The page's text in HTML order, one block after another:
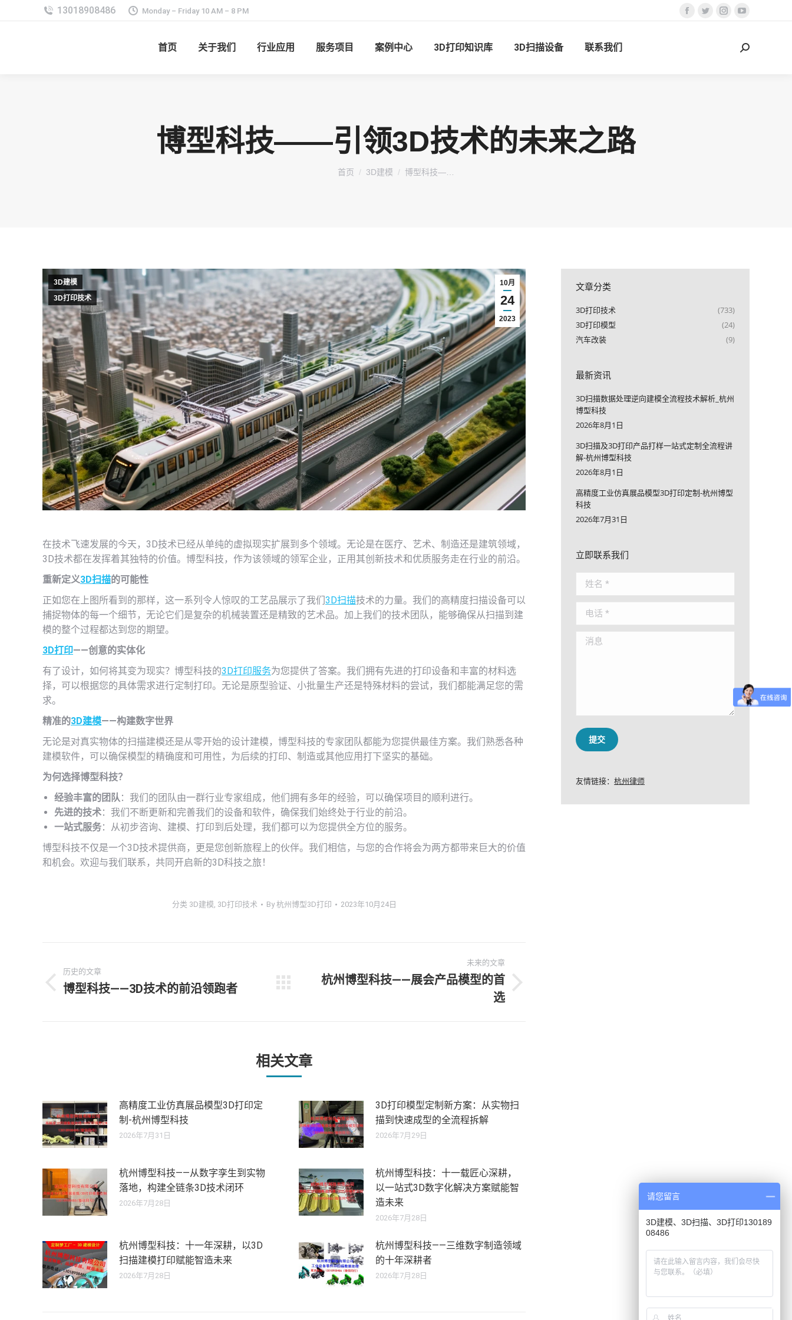
Monday – Friday 10 AM – 8 PM
Facebook
TwitterInstagram
在
首页 关于我们 行业应用 服务项目 案例中心 3D打印知识库 3D扫描设备 联系我们
搜
博型科技——引领3D技术的未来之路
您在这里：
首页 3D建模 博型科技—…
10月
24
2023
3D建模
3D打印技术
在技术飞速发展的今天，3D技术已经从单纯的虚拟现实扩展到多个领域。无论是在医疗、艺术、制造还是建筑领域，
3D技术都在发挥着其独特的价值。博型科技，作为该领域的领军企业，正用其创新技术和优质服务走在行业的前沿。
重新定义3D扫描的可能性
正如您在上图所看到的那样，这一系列令人惊叹的工艺品展示了我们3D扫描技术的力量。我们的高精度扫描设备可以
捕捉物体的每一个细节，无论它们是复杂的机械装置还是精致的艺术品。加上我们的技术团队，能够确保从扫描到建
模的整个过程都达到您的期望。
3D打印——创意的实体化
有了设计，如何将其变为现实？博型科技的3D打印服务为您提供了答案。我们拥有先进的打印设备和丰富的材料选
择，可以根据您的具体需求进行定制打印。无论是原型验证、小批量生产还是特殊材料的尝试，我们都能满足您的需
求。
精准的3D建模——构建数字世界
无论是对真实物体的扫描建模还是从零开始的设计建模，博型科技的专家团队都能为您提供最佳方案。我们熟悉各种
建模软件，可以确保模型的精确度和可用性，为后续的打印、制造或其他应用打下坚实的基础。
为何选择博型科技？
经验丰富的团队：我们的团队由一群行业专家组成，他们拥有多年的经验，可以确保项目的顺利进行。
先进的技术：我们不断更新和完善我们的设备和软件，确保我们始终处于行业的前沿。
一站式服务：从初步咨询、建模、打印到后处理，我们都可以为您提供全方位的服务。
博型科技不仅是一个3D技术提供商，更是您创新旅程上的伙伴。我们相信，与您的合作将会为两方都带来巨大的价值
和机会。欢迎与我们联系，共同开启新的3D科技之旅！
分类 3D建模, 3D打印技术 By杭州博型3D打印 2023年10月24日
章
历史的文章
历
博型科技——3D技术的前沿领跑者
未来的文章
杭州博型科技——展会产品模型的首
选
相关文章
高精度工业仿真展品模型3D打印定
制-杭州博型科技
2026年7月31日
3D打印模型定制新方案：从实物扫
描到快速成型的全流程拆解
2026年7月29日
杭州博型科技——从数字孪生到实物
落地，构建全链条3D技术闭环
2026年7月28日
杭州博型科技：十一载匠心深耕，
以一站式3D数字化解决方案赋能智
造未来
2026年7月28日
杭州博型科技：十一年深耕，以3D
扫描建模打印赋能智造未来
2026年7月28日
杭州博型科技——三维数字制造领域
的十年深耕者
2026年7月28日
文章分类
3D打印技术
(733)
3D打印模型
(24)
汽车改装
(9)
最新资讯
3D扫描数据处理逆向建模全流程技术解析_杭州
博型科技
2026年8月1日
3D扫描及3D打印产品打样一站式定制全流程讲
解-杭州博型科技
2026年8月1日
高精度工业仿真展品模型3D打印定制-杭州博型
科技
2026年7月31日
立即联系我们
姓名 *
电话 *
消息
提交
友情链接： 杭州律师
请您留言
3D建模、3D扫描、3D打印130189
08486